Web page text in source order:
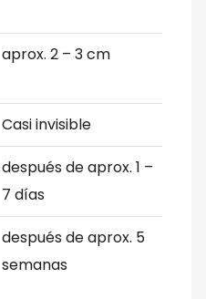
aprox. 2 – 3 cm
Casi invisible
después de aprox. 1 –
7 días
después de aprox. 5
semanas